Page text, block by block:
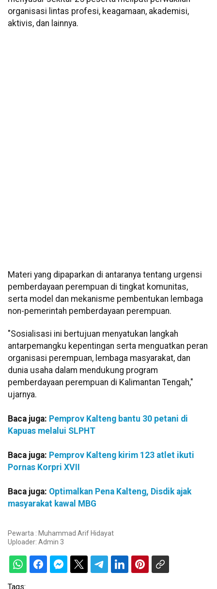
organisasi lintas profesi, keagamaan, akademisi,
aktivis, dan lainnya.
Materi yang dipaparkan di antaranya tentang urgensi
pemberdayaan perempuan di tingkat komunitas,
serta model dan mekanisme pembentukan lembaga
non-pemerintah pemberdayaan perempuan.
"Sosialisasi ini bertujuan menyatukan langkah
antarpemangku kepentingan serta menguatkan peran
organisasi perempuan, lembaga masyarakat, dan
dunia usaha dalam mendukung program
pemberdayaan perempuan di Kalimantan Tengah,"
ujarnya.
Baca juga: Pemprov Kalteng bantu 30 petani di
Kapuas melalui SLPHT
Baca juga: Pemprov Kalteng kirim 123 atlet ikuti
Pornas Korpri XVII
Baca juga: Optimalkan Pena Kalteng, Disdik ajak
masyarakat kawal MBG
Pewarta : Muhammad Arif Hidayat
Uploader: Admin 3
Tags: